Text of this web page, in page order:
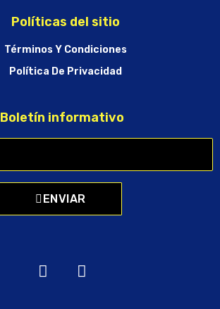
Políticas del sitio
Términos Y Condiciones
Política De Privacidad
Boletín informativo
ENVIAR